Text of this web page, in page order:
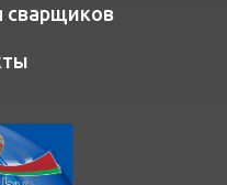
сварщиков